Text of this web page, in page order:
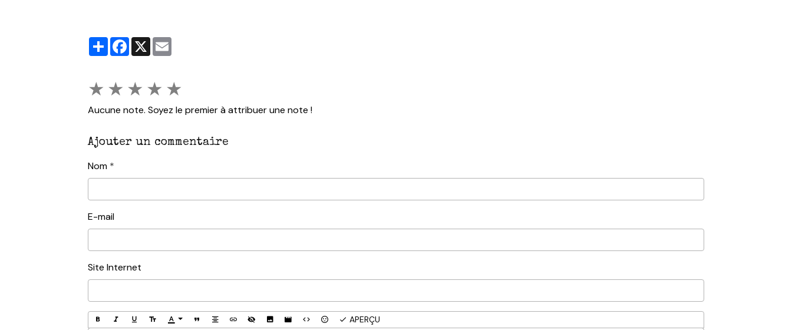
PartagerFacebook
X
★ ★ ★ ★ ★
Aucune note. Soyez le premier à attribuer une note !
Ajouter un commentaire
Nom
E-mail
Site Internet
APERÇU